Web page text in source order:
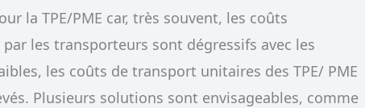
la TPE/PME car, très souvent, les coûts
les transporteurs sont dégressifs avec les
les coûts de transport unitaires des TPE/ PME
Plusieurs solutions sont envisageables, comme